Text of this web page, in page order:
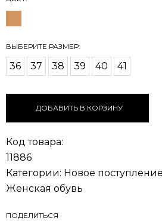
36 37 38 39 40 41
ДОБАВИТЬ В КОРЗИНУ
Код товара:
11886
Категории: Новое поступление
Женская обувь
ПОДЕЛИТЬСЯ